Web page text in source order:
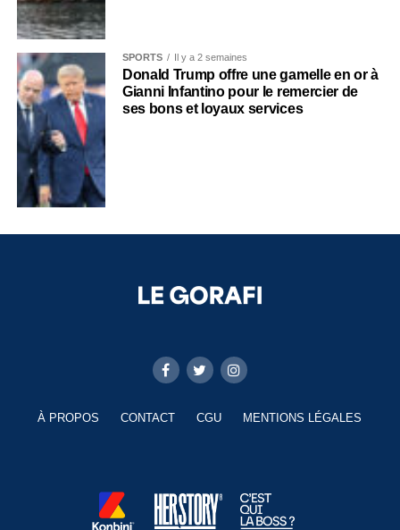
SPORTS Il y a 2 semaines
Donald Trump offre une gamelle en or à
Gianni Infantino pour le remercier de
ses bons et loyaux services
À PROPOS CONTACT CGU MENTIONS LÉGALES